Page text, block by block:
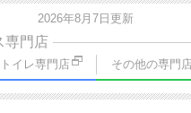
2026年8月7日更新
専門店
トイレ専門店 その他の専門